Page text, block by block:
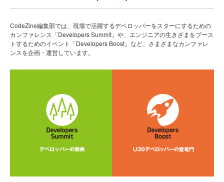
CodeZine編集部では、現場で活躍するデベロッパーをスターにするための
カンファレンス「Developers Summit」や、エンジニアの生きざまをブース
トするためのイベント「Developers Boost」など、さまざまなカンファレ
ンスを企画・運営しています。